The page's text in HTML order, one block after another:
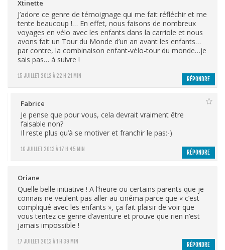
Xtinette
15 JUILLET 2013 À 22 H 21 MIN
J’adore ce genre de témoignage qui me fait réfléchir et me
tente beaucoup !… En effet, nous faisons de nombreux
voyages en vélo avec les enfants dans la carriole et nous
avons fait un Tour du Monde d’un an avant les enfants…
par contre, la combinaison enfant-vélo-tour du monde…je
sais pas… à suivre !
RÉPONDRE
Fabrice
16 JUILLET 2013 À 17 H 45 MIN
Je pense que pour vous, cela devrait vraiment être
faisable non?
Il reste plus qu’à se motiver et franchir le pas:-)
RÉPONDRE
Oriane
17 JUILLET 2013 À 1 H 39 MIN
Quelle belle initiative ! A l’heure ou certains parents que je
connais ne veulent pas aller au cinéma parce que « c’est
compliqué avec les enfants », ça fait plaisir de voir que
vous tentez ce genre d’aventure et prouve que rien n’est
jamais impossible !
RÉPONDRE